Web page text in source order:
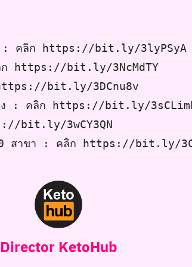
ด : คลิก https://bit.ly/3lyPSyA
ก https://bit.ly/3NcMdTY
bit.ly/3DCnu8v
ตรง : คลิก https://bit.ly/
bit.ly/3wCY3QN
80 สาขา : คลิก https://bit.ly/
Director KetoHub